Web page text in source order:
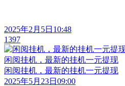
2025年2月5日10:48
1397
闲阅挂机，最新的挂机一元提现
闲阅挂机，最新的挂机一元提现
2025年5月23日09:00